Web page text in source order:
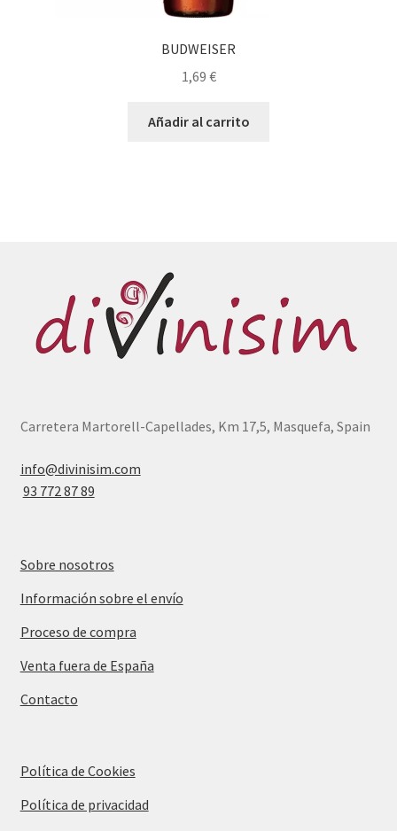
BUDWEISER
1,69 €
Añadir al carrito
Carretera Martorell-Capellades, Km 17,5, Masquefa, Spain
info@divinisim.com
93 772 87 89
Sobre nosotros
Información sobre el envío
Proceso de compra
Venta fuera de España
Contacto
Política de Cookies
Política de privacidad